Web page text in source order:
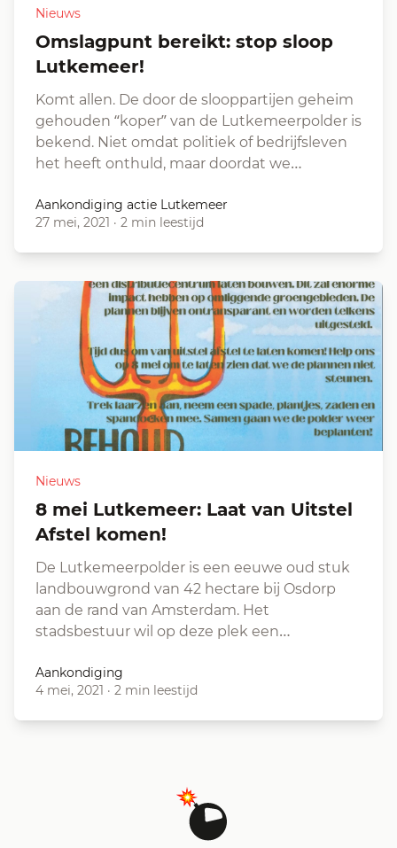
Nieuws
Omslagpunt bereikt: stop sloop
Lutkemeer!
Komt allen. De door de slooppartijen geheim
gehouden “koper” van de Lutkemeerpolder is
bekend. Niet omdat politiek of bedrijfsleven
het heeft onthuld, maar doordat we…
Aankondiging actie Lutkemeer
27 mei, 2021 · 2 min leestijd
Nieuws
8 mei Lutkemeer: Laat van Uitstel
Afstel komen!
De Lutkemeerpolder is een eeuwe oud stuk
landbouwgrond van 42 hectare bij Osdorp
aan de rand van Amsterdam. Het
stadsbestuur wil op deze plek een…
Aankondiging
4 mei, 2021 · 2 min leestijd